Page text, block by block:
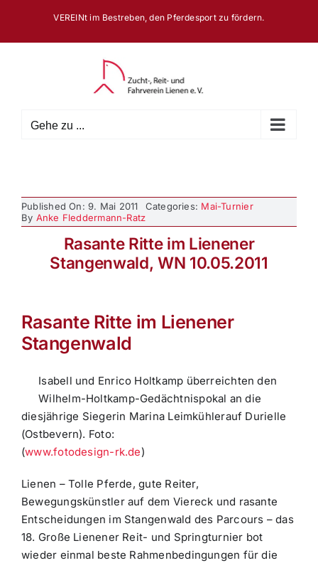
springen
VEREINt im Bestreben, den Pferdesport zu fördern.
Gehe zu ...
Published On: 9. Mai 2011 Categories: Mai-Turnier
By Anke Fleddermann-Ratz
Rasante Ritte im Lienener
Stangenwald, WN 10.05.2011
Rasante Ritte im Lienener
Stangenwald
Isabell und Enrico Holtkamp überreichten den
Wilhelm-Holtkamp-Gedächtnispokal an die
diesjährige Siegerin Marina Leimkühlerauf Durielle
(Ostbevern). Foto:
(www.fotodesign-rk.de)
Lienen –Tolle Pferde, gute Reiter,
Bewegungskünstler auf dem Viereck und rasante
Entscheidungen im Stangenwald des Parcours – das
18. Große Lienener Reit- und Springturnier bot
wieder einmal beste Rahmenbedingungen für die